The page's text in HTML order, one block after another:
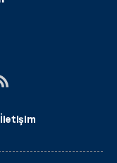
İletişim